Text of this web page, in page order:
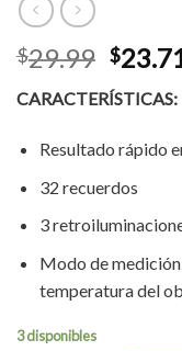
$29.99 $
CARACTERÍSTICAS:
Resultado rápido
32 recuerdos
3
Modo de
temperatura del
3 disponibles